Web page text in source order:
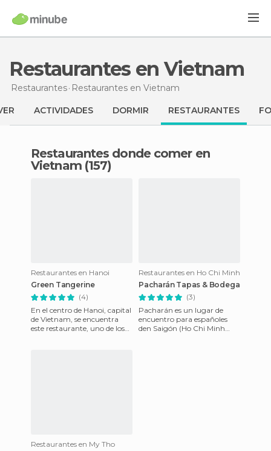
Restaurantes en Vietnam
Restaurantes Restaurantes en Vietnam
ACTIVIDADES DORMIR RESTAURANTES
Restaurantes donde comer en
Vietnam (157)
Restaurantes en Hanoi
Green Tangerine
(4)
En el centro de Hanoi, capital
de Vietnam, se encuentra
este restaurante, uno de los
Restaurantes en Ho Chi Minh
Pacharán Tapas & Bodega
(3)
Pacharán es un lugar de
encuentro para españoles
den Saigón (Ho Chi Minh
Restaurantes en My Tho